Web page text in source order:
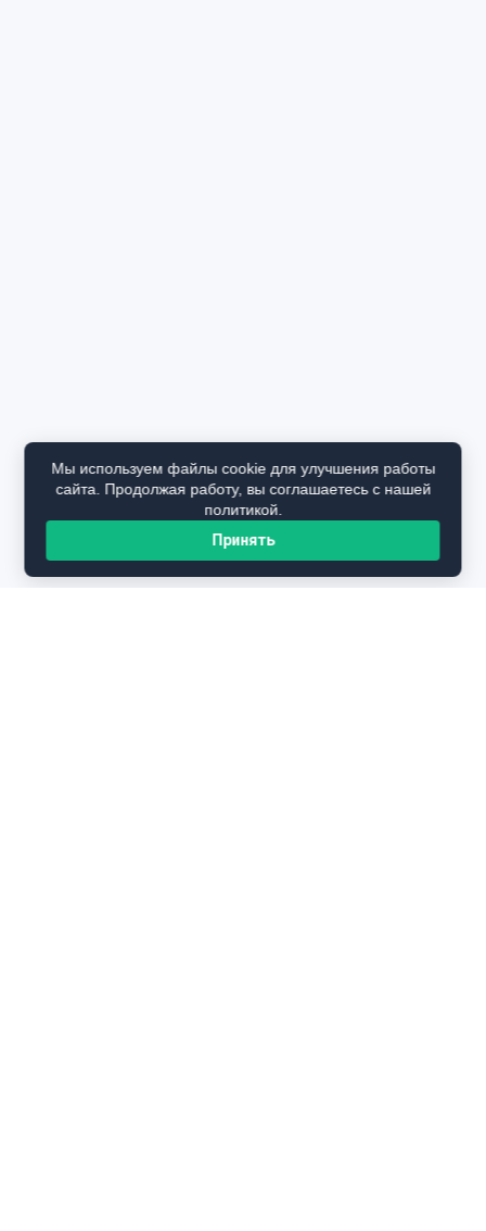
Мы используем файлы cookie для улучшения работы
сайта. Продолжая работу, вы соглашаетесь с нашей
политикой.
Принять